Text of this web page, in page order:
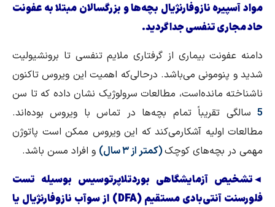
مواد آسپیره نازوفارنژیال بچه‌ها و بزرگسالان مبتلا به عفونت
حاد مجاری تنفسی جدا گردید.
دامنه عفونت بیماری از گرفتاری ملایم تنفسی تا برونشیولیت
شدید و پنومونی می‌باشد. درحالی‌که اهمیت این ویروس تاکنون
ناشناخته مانده‌است، مطالعات سرولوژیک نشان داده که تا سن
5 سالگی تقریباً تمام بچه‌ها در تماس با ویروس بوده‌اند.
مطالعات اولیه آشکارمی‌کند که این ویروس ممکن است پاتوژن
مهمی در بچه‌های کوچک(کمتر از ۳ سال) و افراد مسن باشد.
◄تشخیص آزمایشگاهی بوردتلاپرتوسیس بوسیله تست
فلورسنت آنتی‌بادی مستقیم (DFA) از سوآب نازوفارنژیال یا